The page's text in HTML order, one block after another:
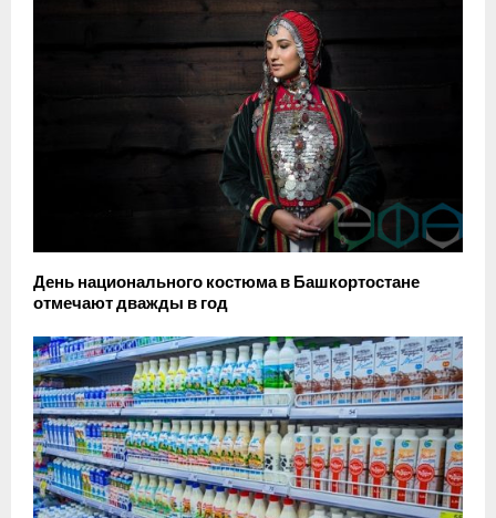
День национального костюма в Башкортостане
отмечают дважды в год